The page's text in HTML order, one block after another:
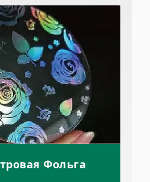
Фольга